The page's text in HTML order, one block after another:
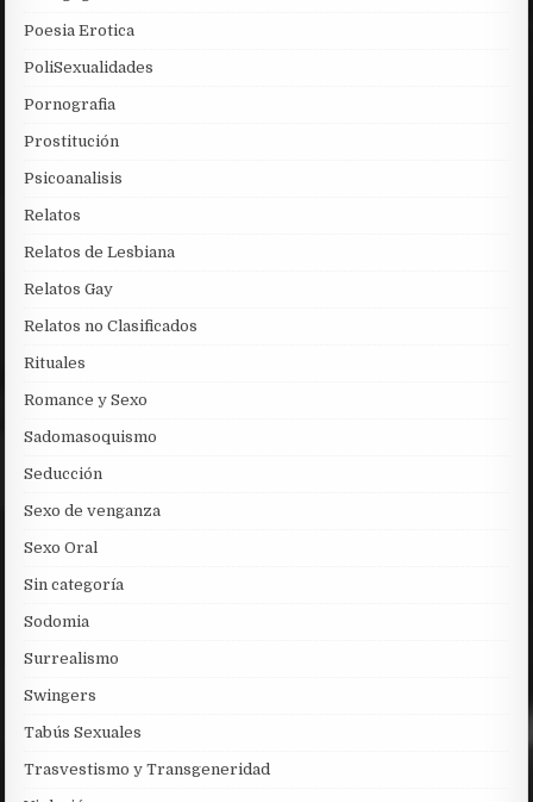
Poesia Erotica
PoliSexualidades
Pornografia
Prostitución
Psicoanalisis
Relatos
Relatos de Lesbiana
Relatos Gay
Relatos no Clasificados
Rituales
Romance y Sexo
Sadomasoquismo
Seducción
Sexo de venganza
Sexo Oral
Sin categoría
Sodomia
Surrealismo
Swingers
Tabús Sexuales
Trasvestismo y Transgeneridad